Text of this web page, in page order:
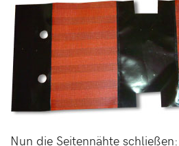
Nun die Seitennähte schließen: